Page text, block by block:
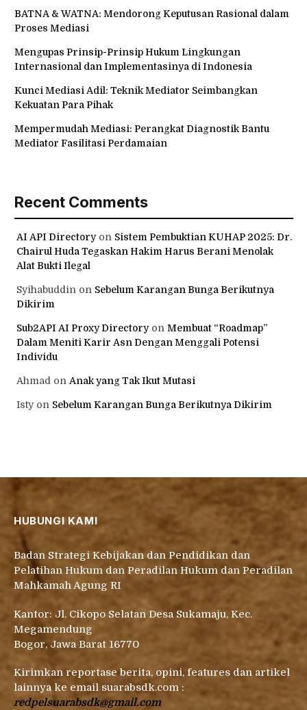
BATNA & WATNA: Mendorong Keputusan Rasional dalam
Proses Mediasi
Mengupas Prinsip-Prinsip Hukum Lingkungan
Internasional dan Implementasinya di Indonesia
Kunci Mediasi Adil: Teknik Mediator Seimbangkan
Kekuatan Para Pihak
Mempermudah Mediasi: Perangkat Diagnostik Bantu
Mediator Fasilitasi Perdamaian
Recent Comments
AI API Directoryon Sistem Pembuktian KUHAP 2025: Dr.
Chairul Huda Tegaskan Hakim Harus Berani Menolak
Alat Bukti Ilegal
Syihabuddin on Sebelum Karangan Bunga Berikutnya
Dikirim
Sub2API AI Proxy Directoryon Membuat “Roadmap”
Dalam Meniti Karir Asn Dengan Menggali Potensi
Individu
Ahmad on Anak yang Tak Ikut Mutasi
Istyon Sebelum Karangan Bunga Berikutnya Dikirim
HUBUNGI KAMI
Badan Strategi Kebijakan dan Pendidikan dan
Pelatihan Hukum dan Peradilan Hukum dan Peradilan
Mahkamah Agung RI
Kantor: Jl. Cikopo Selatan Desa Sukamaju, Kec.
Megamendung
Bogor, Jawa Barat 16770
Kirimkan reportase berita, opini, features dan artikel
lainnya ke email suarabsdk.com :
redpelsuarabsdk@gmail.com